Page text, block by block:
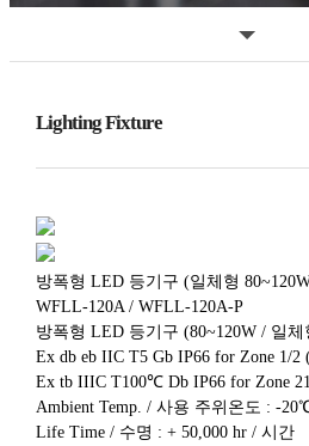
Lighting Fixture
방폭형 LED 등기구 (일체형
WFLL-120A / WFLL-120A-P
방폭형 LED 등기구 (80~120W / 일체
Ex db eb IIC T5 Gb IP66 for Zone 1/
Ex tb IIIC T100℃ Db IP66 for Zone
Ambient Temp. / 사용 주위온도 : -
Life Time / 수명 : + 50,000 hr / 시간